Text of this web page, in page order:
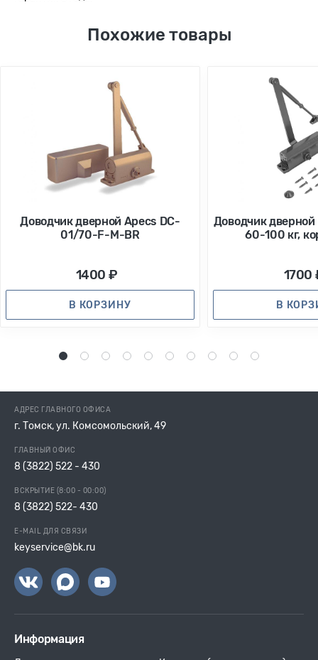
Похожие товары
Доводчик дверной Apecs DC-
01/70-F-M-BR
1400 ₽
В КОРЗИНУ
Доводчик
60-100 кг,
1700
В
1 2 3 4 5 6 7 8 9 10
АДРЕС ГЛАВНОГО ОФИСА
г. Томск, ул. Комсомольский, 49
ГЛАВНЫЙ ОФИС
8 (3822) 522 - 430
ВСКРЫТИЕ (8:00 - 00:00)
8 (3822) 522- 430
E-MAIL ДЛЯ СВЯЗИ
keyservice@bk.ru
Информация